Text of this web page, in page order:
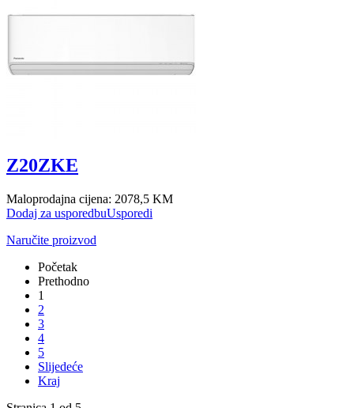
Z20ZKE
Maloprodajna cijena: 2078,5 KM
Dodaj za usporedbuUsporedi
Naručite proizvod
Početak
Prethodno
1
2
3
4
5
Slijedeće
Kraj